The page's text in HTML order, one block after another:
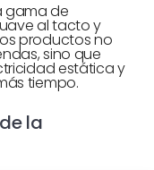
gama de
al tacto y
productos no
sino que
estática y
tiempo.
la